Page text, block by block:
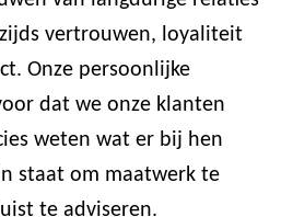
vertrouwen, loyaliteit
Onze persoonlijke
dat we onze klanten
weten wat er bij hen
staat om maatwerk te
te adviseren.